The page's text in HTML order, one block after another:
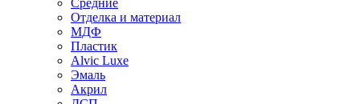
Средние
Отделка и материал
МДФ
Пластик
Alvic Luxe
Эмаль
Акрил